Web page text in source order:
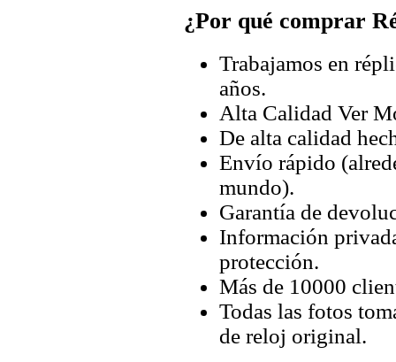
¿Por qué comprar
Trabajamos en
años.
Alta Calidad Ver
De alta calidad
Envío rápido
mundo).
Garantía de
Información
protección.
Más de 10000
Todas las fotos
de reloj original.